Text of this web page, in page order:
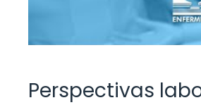
Perspectivas